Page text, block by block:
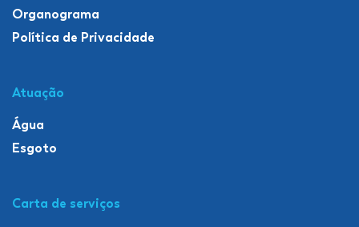
Organograma
Política de Privacidade
Atuação
Água
Esgoto
Carta de serviços